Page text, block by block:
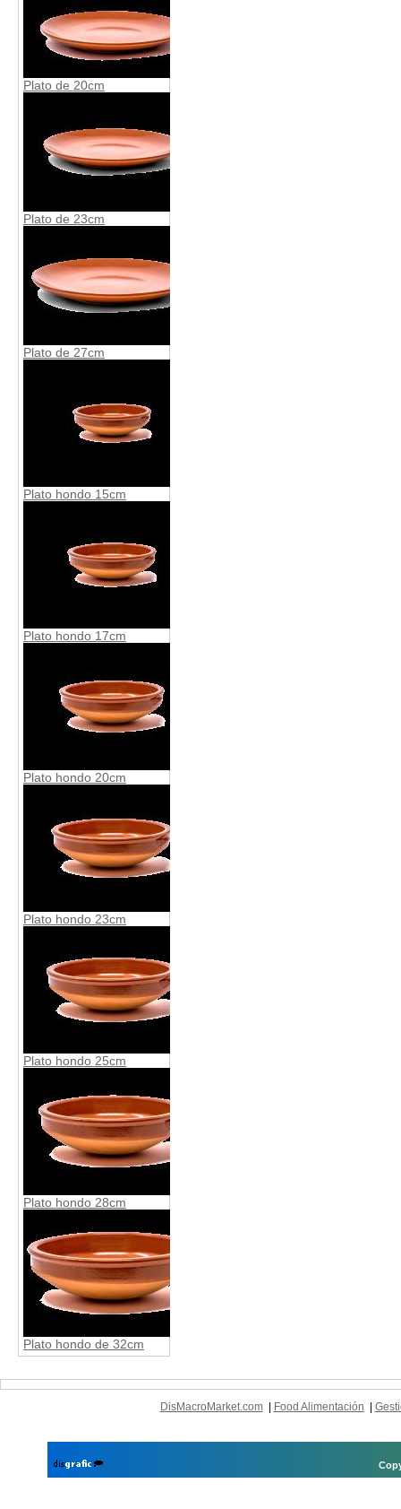
Plato de 20cm
Plato de 23cm
Plato de 27cm
Plato hondo 15cm
Plato hondo 17cm
Plato hondo 20cm
Plato hondo 23cm
Plato hondo 25cm
Plato hondo 28cm
Plato hondo de 32cm
DisMacroMarket.com| Food Alimentación